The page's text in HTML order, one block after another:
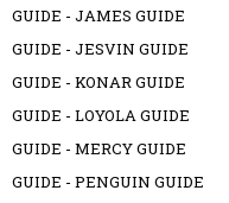
GUIDE - JAMES GUIDE
GUIDE - JESVIN GUIDE
GUIDE - KONAR GUIDE
GUIDE - LOYOLA GUIDE
GUIDE - MERCY GUIDE
GUIDE - PENGUIN GUIDE